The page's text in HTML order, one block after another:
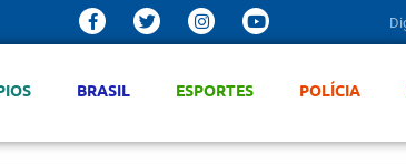
BRASIL ESPORTES POLÍCIA